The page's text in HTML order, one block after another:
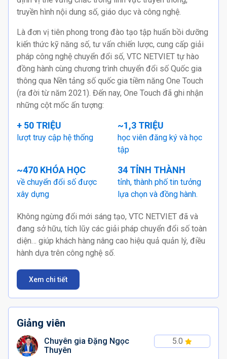
truyền hình nội dung số, giáo dục và công nghệ.
Là đơn vị tiên phong trong đào tạo tập huấn bồi dưỡng
kiến thức kỹ năng số, tư vấn chiến lược, cung cấp giải
pháp công nghệ chuyển đổi số, VTC NETVIET tự hào
đồng hành cùng chương trình chuyển đổi số Quốc gia
thông qua Nền tảng số quốc gia tiềm năng One Touch
(ra đời từ năm 2021). Đến nay, One Touch đã ghi nhận
những cột mốc ấn tượng:
+ 50 TRIỆU
lượt truy cập hệ thống
~1,3 TRIỆU
học viên đăng ký và học
tập
~470 KHÓA HỌC
về chuyển đổi số được
xây dựng
34 TỈNH THÀNH
tỉnh, thành phố tin tưởng
lựa chọn và đồng hành.
Không ngừng đổi mới sáng tạo, VTC NETVIET đã và
đang sở hữu, tích lũy các giải pháp chuyển đổi số toàn
diện… giúp khách hàng nâng cao hiệu quả quản lý, điều
hành dựa trên công nghệ số.
Xem chi tiết
Giảng viên
Chuyên gia Đặng Ngọc
Thuyên
5.0